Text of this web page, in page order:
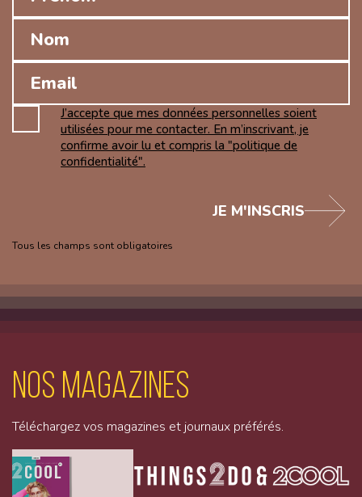
J’accepte que mes données personnelles soient
utilisées pour me contacter. En m’inscrivant, je
confirme avoir lu et compris la "politique de
confidentialité".
Tous les champs sont obligatoires
JE M'INSCRIS
Nos magazines
Téléchargez vos magazines et journaux préférés.